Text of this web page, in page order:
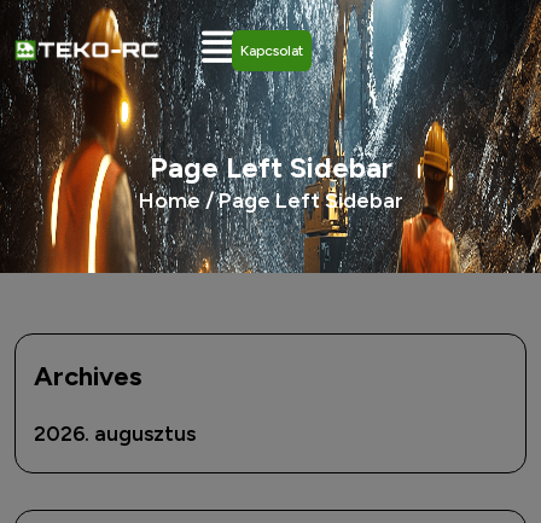
Kapcsolat
Page Left Sidebar
Home /Page Left Sidebar
Archives
2026. augusztus